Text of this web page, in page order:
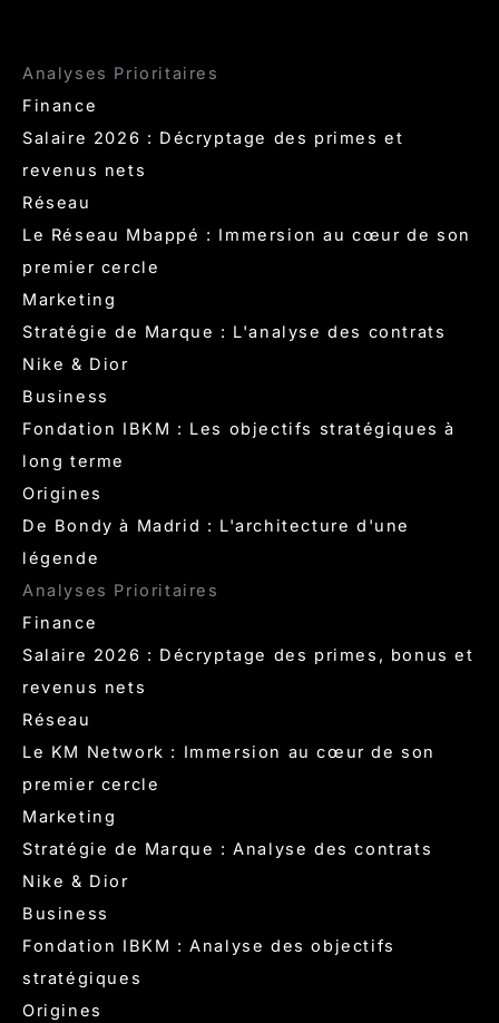
Analyses Prioritaires
Finance
Salaire 2026 : Décryptage des primes et
revenus nets
Réseau
Le Réseau Mbappé : Immersion au cœur de son
premier cercle
Marketing
Stratégie de Marque : L'analyse des contrats
Nike & Dior
Business
Fondation IBKM : Les objectifs stratégiques à
long terme
Origines
De Bondy à Madrid : L'architecture d'une
légende
Analyses Prioritaires
Finance
Salaire 2026 : Décryptage des primes, bonus et
revenus nets
Réseau
Le KM Network : Immersion au cœur de son
premier cercle
Marketing
Stratégie de Marque : Analyse des contrats
Nike & Dior
Business
Fondation IBKM : Analyse des objectifs
stratégiques
Origines